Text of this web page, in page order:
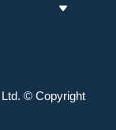
© Copyright